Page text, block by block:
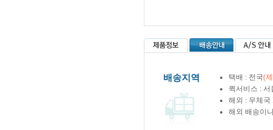
배송지역 택배 : 전국(
퀵서비스 :
해외 : 우체국
해외 배송이